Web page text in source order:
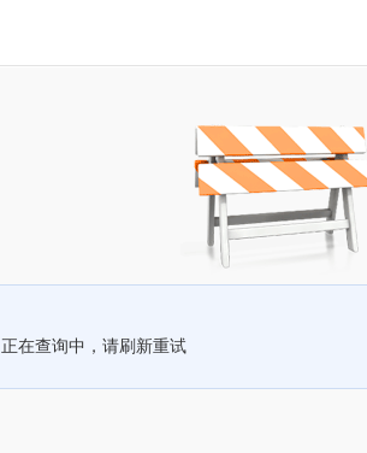
正在查询中，请刷新重试